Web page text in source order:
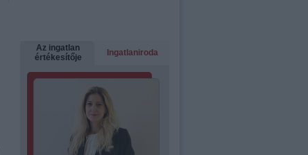
Az ingatlan
értékesítője
Ingatlaniroda